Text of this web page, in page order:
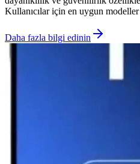
Kullanıcılar için en uygun
Daha fazla bilgi edinin